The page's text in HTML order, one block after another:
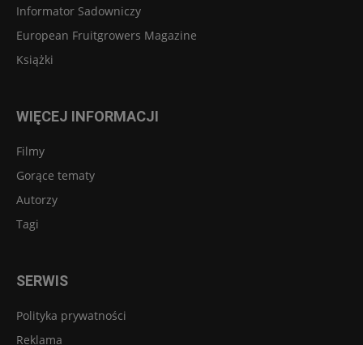
Informator Sadowniczy
European Fruitgrowers Magazine
Książki
WIĘCEJ INFORMACJI
Filmy
Gorące tematy
Autorzy
Tagi
SERWIS
Polityka prywatności
Reklama